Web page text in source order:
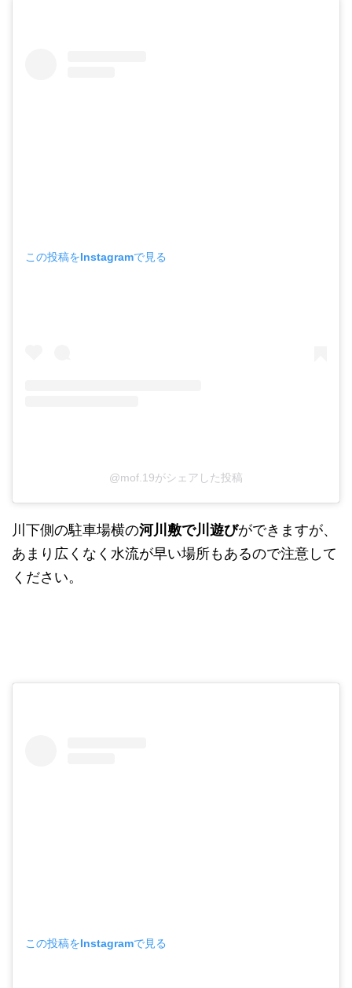
この投稿をInstagramで見る
@mof.19がシェアした投稿
川下側の駐車場横の河川敷で川遊びができますが、
あまり広くなく水流が早い場所もあるので注意して
ください。
この投稿をInstagramで見る